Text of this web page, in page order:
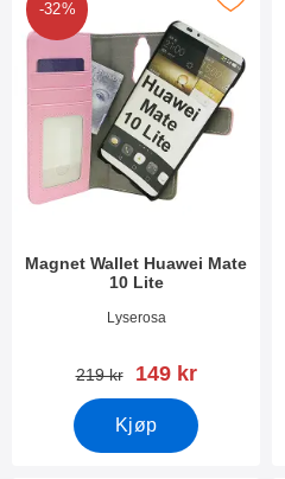
-32%
Magnet Wallet Huawei Mate
10 Lite
Varenummer 28268
Lyserosa
gammel pris
219 kr ny pris
149 kr
Kjøp